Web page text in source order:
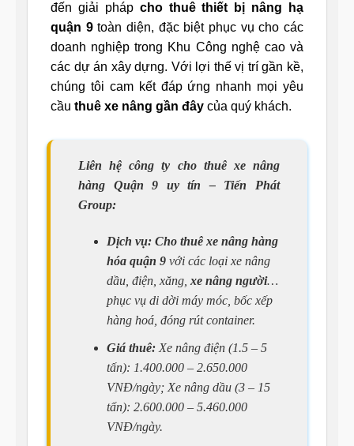
đến giải pháp cho thuê thiết bị nâng hạ
quận 9toàn diện, đặc biệt phục vụ cho các
doanh nghiệp trong Khu Công nghệ cao và
các dự án xây dựng. Với lợi thế vị trí gần kề,
chúng tôi cam kết đáp ứng nhanh mọi yêu
cầu thuê xe nâng gần đây của quý khách.
Liên hệ công ty cho thuê xe nâng
hàng Quận 9 uy tín – Tiến Phát
Group:
Dịch vụ: Cho thuê xe nâng hàng
hóa quận 9với các loại xe nâng
dầu, điện, xăng, xe nâng người…
phục vụ di dời máy móc, bốc xếp
hàng hoá, đóng rút container.
Giá thuê:Xe nâng điện (1.5 – 5
tấn): 1.400.000 – 2.650.000
VNĐ/ngày; Xe nâng dầu (3 – 15
tấn): 2.600.000 – 5.460.000
VNĐ/ngày.